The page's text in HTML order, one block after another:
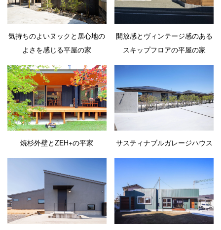
気持ちのよいヌックと居心地の
よさを感じる平屋の家
開放感とヴィンテージ感のある
スキップフロアの平屋の家
焼杉外壁とZEH+の平家 サスティナブルガレージハウス